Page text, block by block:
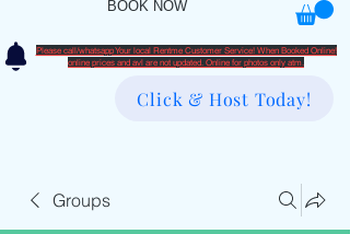
BOOK NOW
Please call/whatsapp Your local Rentme Customer Service! When Booked Online!
​online prices and avl are not updated. Online for photos only atm.
Click & Host Today!
Groups